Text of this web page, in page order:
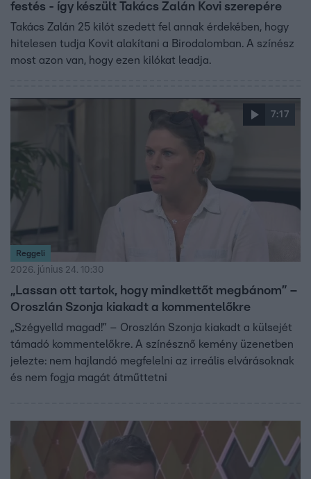
festés - így készült Takács Zalán Kovi szerepére
Takács Zalán 25 kilót szedett fel annak érdekében, hogy
hitelesen tudja Kovit alakítani a Birodalomban. A színész
most azon van, hogy ezen kilókat leadja.
7:17
Reggeli
2026. június 24. 10:30
„Lassan ott tartok, hogy mindkettőt megbánom” –
Oroszlán Szonja kiakadt a kommentelőkre
„Szégyelld magad!” – Oroszlán Szonja kiakadt a külsejét
támadó kommentelőkre. A színésznő kemény üzenetben
jelezte: nem hajlandó megfelelni az irreális elvárásoknak
és nem fogja magát átműttetni